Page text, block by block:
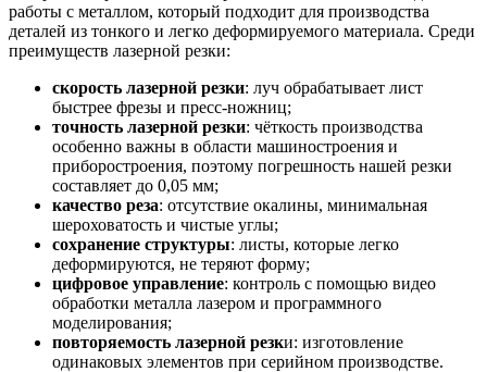
работы с металлом, который подходит для производства
деталей из тонкого и легко деформируемого материала. Среди
преимуществ лазерной резки:
скорость лазерной резки: луч обрабатывает лист
быстрее фрезы и пресс-ножниц;
точность лазерной резки: чёткость производства
особенно важны в области машиностроения и
приборостроения, поэтому погрешность нашей резки
составляет до 0,05 мм;
качество реза: отсутствие окалины, минимальная
шероховатость и чистые углы;
сохранение структуры: листы, которые легко
деформируются, не теряют форму;
цифровое управление: контроль с помощью видео
обработки металла лазером и программного
моделирования;
повторяемость лазерной резки: изготовление
одинаковых элементов при серийном производстве.